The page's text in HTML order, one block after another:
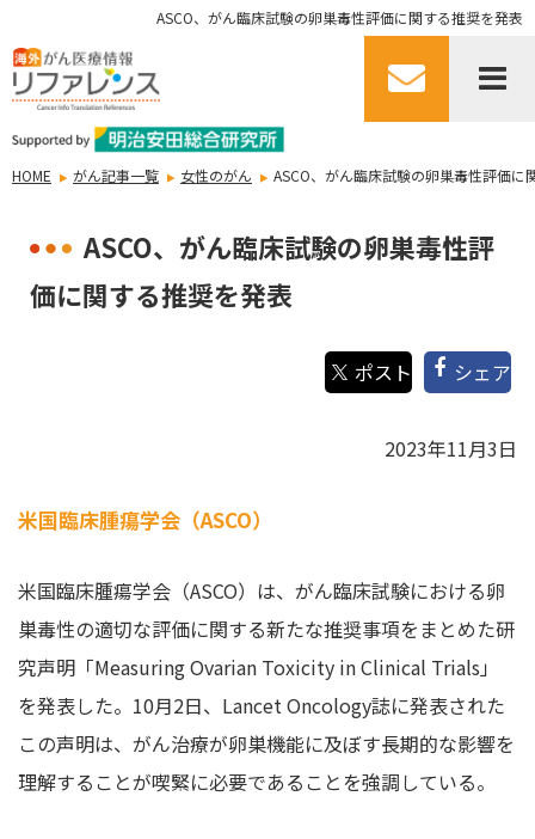
ASCO、がん臨床試験の卵巣毒性評価に関する推奨を発表
HOME がん記事一覧 女性のがん ASCO、がん臨床試験の卵巣毒性評価に
ASCO、がん臨床試験の卵巣毒性評
価に関する推奨を発表
シェア
2023年11月3日
米国臨床腫瘍学会（ASCO）
米国臨床腫瘍学会（ASCO）は、がん臨床試験における卵
巣毒性の適切な評価に関する新たな推奨事項をまとめた研
究声明「Measuring Ovarian Toxicity in Clinical Trials」
を発表した。10月2日、Lancet Oncology誌に発表された
この声明は、がん治療が卵巣機能に及ぼす長期的な影響を
理解することが喫緊に必要であることを強調している。